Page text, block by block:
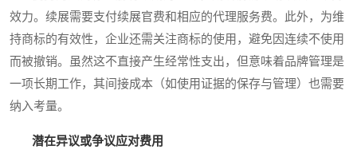
效力。续展需要支付续展官费和相应的代理服务费。此外，为维
持商标的有效性，企业还需关注商标的使用，避免因连续不使用
而被撤销。虽然这不直接产生经常性支出，但意味着品牌管理是
一项长期工作，其间接成本（如使用证据的保存与管理）也需要
纳入考量。
潜在异议或争议应对费用